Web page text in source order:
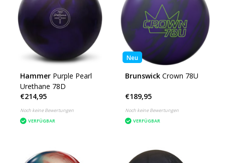
Hammer Purple Pearl
Urethane 78D
€214,95
Noch keine Bewertungen
VERFÜGBAR
Neu
Brunswick Crown 78U
€189,95
Noch keine Bewertungen
VERFÜGBAR